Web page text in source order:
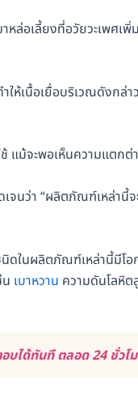
เลี้ยงที่อวัยวะเพศเพิ่ม
ให้เนื้อเยื่อบริเวณดังกล่
ม้จะพอเห็นความแตกต่
นว่า “ผลิตภัณฑ์เหล่านี้
ดในผลิตภัณฑ์เหล่านี้มีโ
เบาหวาน ความดันโลหิต
บได้ทันที ตลอด 24 ชั่วโ